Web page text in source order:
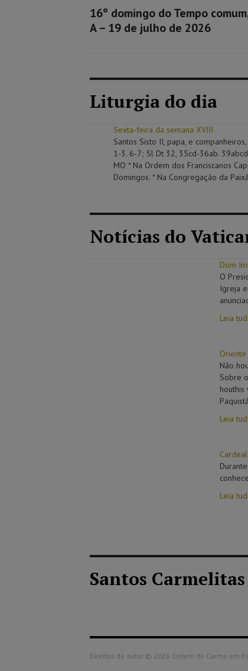
16º domingo do Tempo
A – 19 de julho de 2026
Liturgia do dia
Sexta-feira da semana XVIII
Santos Sisto II, papa, e
1-3. 6-7; Sl Dt 32, 35cd-36ab.
MO * Na Ordem dos Franciscanos
Domingos. * Na Congregação da
Notícias do
Dom
O
Igreja
Leia
Não
Sobre
houthis
Leia
Leia
Santos Carmelitas
Direitos de autor © 2026 Ordem do Carmo em